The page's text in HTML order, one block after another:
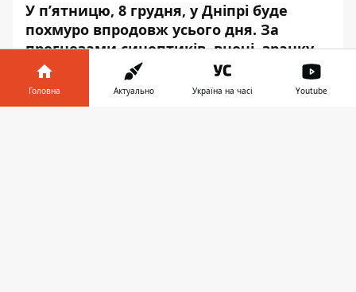
У п’ятницю, 8 грудня, у Дніпрі буде
похмуро впродовж усього дня. За
прогнозами синоптиків, вночі, зранку
та вдень
можливий дощ та мокрий
сніг. Вітер не змінюватиме напрямок і
буде східним.
Головна Актуально Україна на часі Youtube